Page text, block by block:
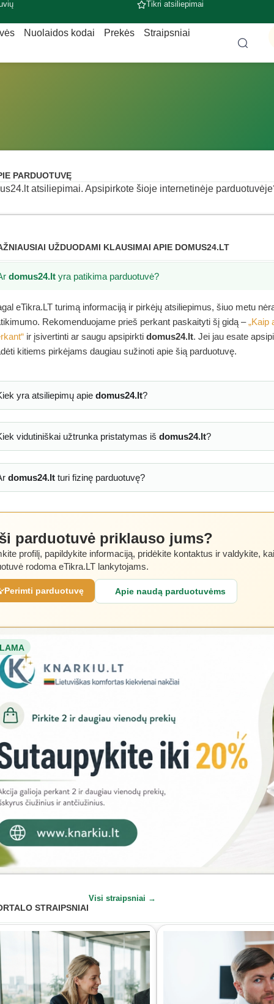
Tikri atsiliepimai
Nuolaidos kodai Prekės Straipsniai
PARDUOTUVĘ
atsiliepimai. Apsipirkote šioje internetinėje
UŽDUODAMI KLAUSIMAI APIE DOMUS24.LT
domus24.lt yra patikima parduotuvė?
eTikra.LT turimą informaciją ir pirkėjų atsiliepimus, šiuo metu
Rekomenduojame prieš perkant paskaityti šį gidą –„Kaip
ir įsivertinti ar saugu apsipirkti domus24.lt. Jei jau esate
kitiems pirkėjams daugiau sužinoti apie šią parduotuvę.
yra atsiliepimų apie domus24.lt?
vidutiniškai užtrunka pristatymas iš domus24.lt?
domus24.ltturi fizinę parduotuvę?
parduotuvė priklauso jums?
profilį, papildykite informaciją, pridėkite kontaktus ir valdykite,
rodoma eTikra.LT lankytojams.
Perimti parduotuvę Apie naudą parduotuvėms
STRAIPSNIAI
Visi straipsniai →